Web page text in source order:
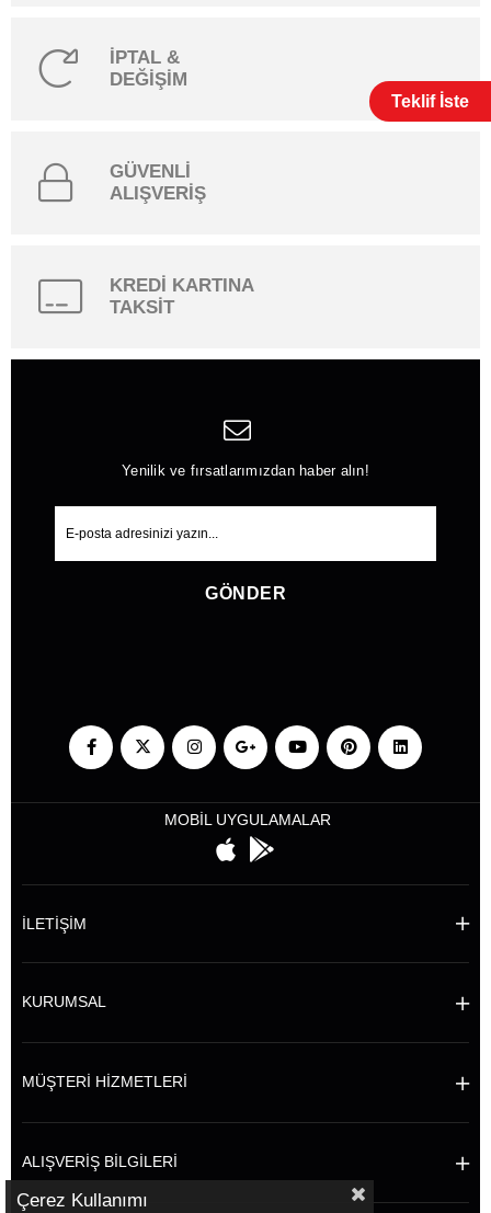
Teklif İste
İPTAL &
DEĞİŞİM
GÜVENLİ
ALIŞVERİŞ
KREDİ KARTINA
TAKSİT
Yenilik ve fırsatlarımızdan haber alın!
GÖNDER
MOBİL UYGULAMALAR
İLETİŞİM
KURUMSAL
MÜŞTERİ HİZMETLERİ
ALIŞVERİŞ BİLGİLERİ
Çerez Kullanımı